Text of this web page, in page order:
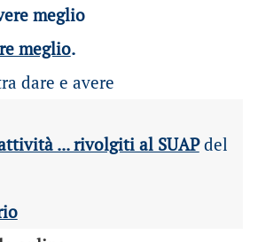
meglio.
dare e avere
... rivolgiti al SUAPdel